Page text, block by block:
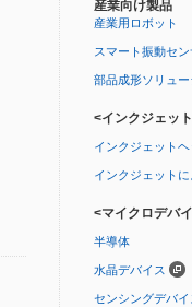
産業向け製品
産業用ロボット
スマート振動セン
部品成形ソリュー
<インクジェッ
インクジェットヘ
インクジェット
<マイクロデバ
半導体
水晶デバイス
センシングデバイ